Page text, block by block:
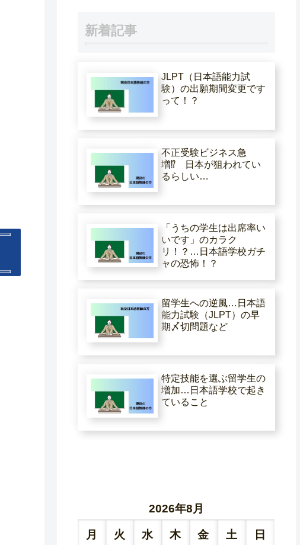
新着記事
JLPT（日本語能力試
験）の出願期間変更です
って！？
不正受験ビジネス急
増⁉ 日本が狙われてい
るらしい…
「うちの学生は出席率い
いです」のカラク
リ！？…日本語学校ガチ
ャの恐怖！？
留学生への逆風…日本語
能力試験（JLPT）の早
期〆切問題など
特定技能を選ぶ留学生の
増加…日本語学校で起き
ていること
2026年8月
月 火 水 木 金 土 日